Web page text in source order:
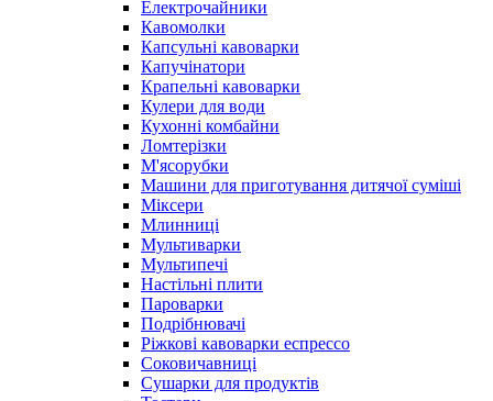
Електрочайники
Кавомолки
Капсульні кавоварки
Капучінатори
Крапельні кавоварки
Кулери для води
Кухонні комбайни
Ломтерізки
М'ясорубки
Машини для приготування дитячої суміші
Міксери
Млинниці
Мультиварки
Мультипечі
Настільні плити
Пароварки
Подрібнювачі
Ріжкові кавоварки еспрессо
Соковичавниці
Сушарки для продуктів